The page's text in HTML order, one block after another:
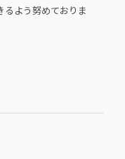
るよう努めておりま